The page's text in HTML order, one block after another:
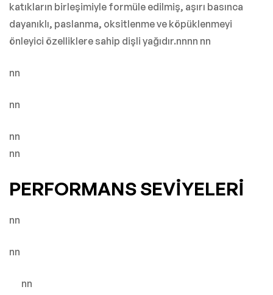
katıkların birleşimiyle formüle edilmiş, aşırı basınca
dayanıklı, paslanma, oksitlenme ve köpüklenmeyi
önleyici özelliklere sahip dişli yağıdır.nnnn nn
nn
nn
nn
nn
PERFORMANS SEVİYELERİ
nn
nn
nn